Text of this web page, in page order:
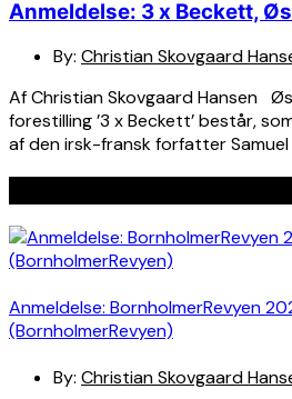
Anmeldelse: 3 x Beckett,
By: Christian Skovgaard
Af Christian Skovgaard Hansen
forestilling ’3 x Beckett’ består,
af den irsk-fransk forfatter Samuel
Anmeldelse: BornholmerRevyen
(BornholmerRevyen)
By: Christian Skovgaard